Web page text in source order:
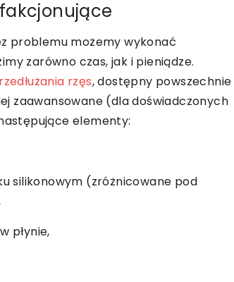
problemu możemy wykonać
zarówno czas, jak i pieniądze.
rzęs, dostępny powszechnie
zaawansowane (dla doświadczonych
elementy:
silikonowym (zróżnicowane pod
płynie,